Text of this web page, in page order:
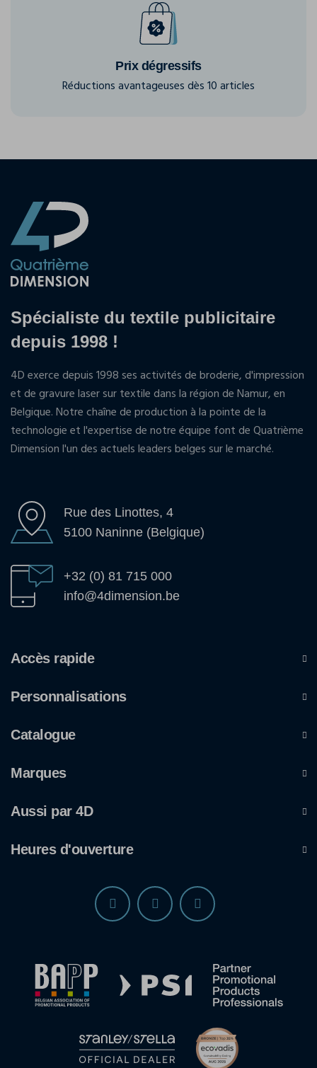
Prix dégressifs
Réductions avantageuses dès 10 articles
Spécialiste du textile publicitaire
depuis 1998 !
4D exerce depuis 1998 ses activités de broderie, d'impression
et de gravure laser sur textile dans la région de Namur, en
Belgique. Notre chaîne de production à la pointe de la
technologie et l'expertise de notre équipe font de Quatrième
Dimension l'un des actuels leaders belges sur le marché.
Rue des Linottes, 4
5100 Naninne (Belgique)
+32 (0) 81 715 000
info@4dimension.be
Accès rapide
Personnalisations
Catalogue
Marques
Aussi par 4D
Heures d'ouverture